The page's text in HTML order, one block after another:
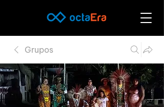
Grupos